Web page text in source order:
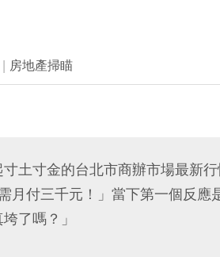
房地產掃瞄
土寸金的台北市商辦市場最新
月付三千元！」當下第一個反應
了嗎？」